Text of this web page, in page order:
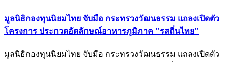
มูลนิธิกองทุนนิยมไทย จับมือ กระทรวงวัฒนธรรม แถลงเปิดตัว
โครงการ ประกวดอัตลักษณ์อาหารภูมิภาค "รสถิ่นไทย"
มูลนิธิกองทุนนิยมไทย จับมือ กระทรวงวัฒนธรรม แถลงเปิดตัว